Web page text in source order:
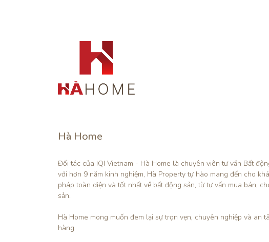
Hà Home
Đối tác của IQI Vietnam - Hà Home là chuyên viên tư vấn Bất
với hơn 9 năm kinh nghiệm, Hà Property tự hào mang đến cho
pháp toàn diện và tốt nhất về bất động sản, từ tư vấn mua bán,
sản.
Hà Home mong muốn đem lại sự trọn vẹn, chuyên nghiệp và an
hàng.